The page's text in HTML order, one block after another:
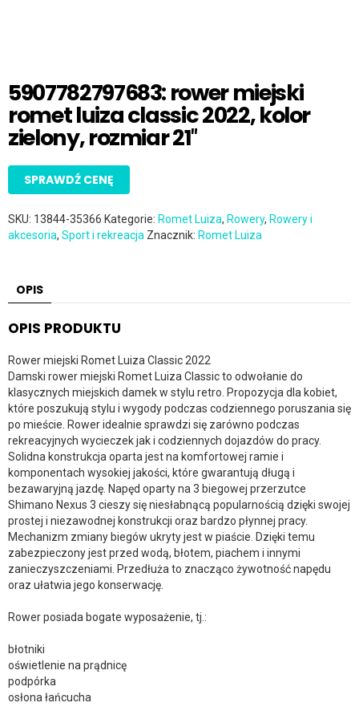
5907782797683: rower miejski
romet luiza classic 2022, kolor
zielony, rozmiar 21″
SPRAWDŹ CENĘ
SKU: 13844-35366 Kategorie: Romet Luiza, Rowery, Rowery i
akcesoria, Sport i rekreacja Znacznik: Romet Luiza
OPIS
OPIS PRODUKTU
Rower miejski Romet Luiza Classic 2022
Damski rower miejski Romet Luiza Classic to odwołanie do
klasycznych miejskich damek w stylu retro. Propozycja dla kobiet,
które poszukują stylu i wygody podczas codziennego poruszania się
po mieście. Rower idealnie sprawdzi się zarówno podczas
rekreacyjnych wycieczek jak i codziennych dojazdów do pracy.
Solidna konstrukcja oparta jest na komfortowej ramie i
komponentach wysokiej jakości, które gwarantują długą i
bezawaryjną jazdę. Napęd oparty na 3 biegowej przerzutce
Shimano Nexus 3 cieszy się niesłabnącą popularnością dzięki swojej
prostej i niezawodnej konstrukcji oraz bardzo płynnej pracy.
Mechanizm zmiany biegów ukryty jest w piaście. Dzięki temu
zabezpieczony jest przed wodą, błotem, piachem i innymi
zanieczyszczeniami. Przedłuża to znacząco żywotność napędu
oraz ułatwia jego konserwację.
Rower posiada bogate wyposażenie, tj.:
błotniki
oświetlenie na prądnicę
podpórka
osłona łańcucha